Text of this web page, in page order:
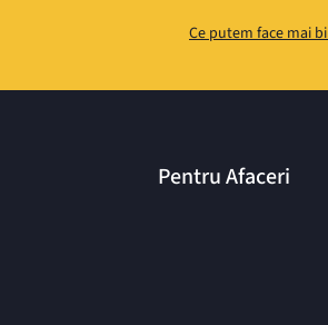
Ce putem face mai
Pentru Afaceri